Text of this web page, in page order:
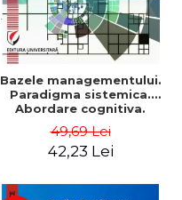
Bazele managementului.
Paradigma sistemica.
Abordare cognitiva.
comportamentala - Vadim
Dumitrascu
49,69 Lei
42,23 Lei